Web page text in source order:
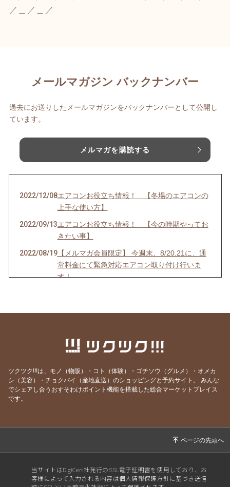
／＿／＿／
メールマガジン バックナンバー
過去にお送りしたメールマガジンをバックナンバーとして公開し
ています。
メルマガを購読する
2022/12/08エアコンお役立ち情報！ 【冬場のエアコンの
上手な使い方】
2022/09/13エアコンお役立ち情報！ 【今の時期やってお
きたい事】
2022/08/19【メルマガ会員限定】 今週末、8/20.21に、通
常料金にて緊急対応エアコン取り付け行いま
す！
ない方法をお伝
ネ補助金）開始！！エアコンを安く導入可能
2022/05/01 エアコンクリーニング いつやるの？ 時期と
2022/02/13 知らないと損？「新型コロナ対策補助金」延長
ツクツク!!!は、モノ（物販）・コト（体験）・ゴチソウ（グルメ）・オメカ
シ（美容）・チョクバイ（産地直送）のショッピングと予約サイト。
みんな
でシェアし合うおすそわけポイント機能を搭載した総合マーケットプレイス
です。
当サイトはDigiCert社発行のSSL電子証明書を使用しており、お
客様によって入力される内容は個人情報保護方針に基づき送信